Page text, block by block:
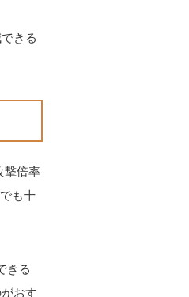
きる
撃倍率
も十
きる
おす